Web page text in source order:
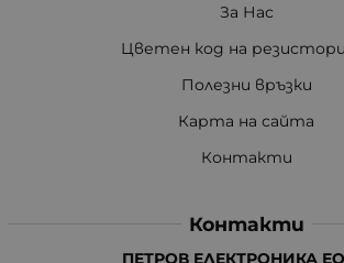
За Нас
Цветен код на
Полезни връзки
Карта на сайта
Контакти
Контакти
ПЕТРОВ ЕЛЕКТРОНИКА